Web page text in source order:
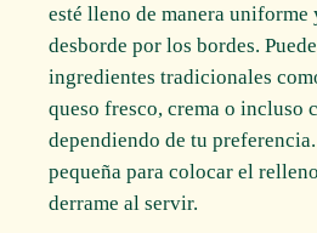
esté lleno de manera uniforme
desborde por los bordes.
ingredientes tradicionales
queso fresco, crema o incluso
dependiendo de tu
pequeña para colocar el
derrame al servir.